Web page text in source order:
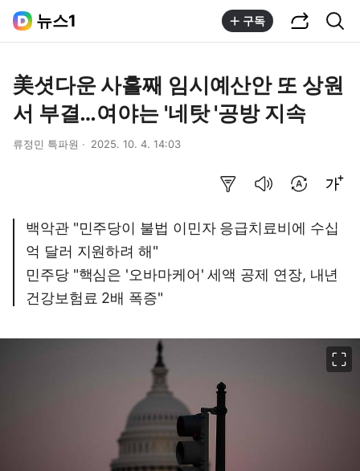
뉴스1 구독
美셧다운 사흘째 임시예산안 또 상원
서 부결…여야는 '네탓 '공방 지속
류정민 특파원 2025. 10. 4. 14:03
백악관 "민주당이 불법 이민자 응급치료비에 수십
억 달러 지원하려 해"
민주당 "핵심은 '오바마케어' 세액 공제 연장, 내년
건강보험료 2배 폭증"